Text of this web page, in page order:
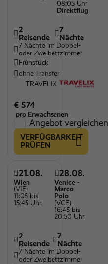
08:05 Uhr
Direktflug
2
Reisende
7
Nächte
7 Nächte im Doppel-
oder Zweibettzimmer
Frühstück
ohne Transfer
TRAVELIX
€ 574
pro Erwachsenen
Angebot vergleichen
VERFÜGBARKEIT
PRÜFEN
21.08.
Wien
(VIE)
11:05 bis
15:45 Uhr
28.08.
Venice -
Marco
Polo
(VCE)
16:45 bis
20:50 Uhr
2
Reisende
7
Nächte
7 Nächte im Doppel-
oder Zweibettzimmer